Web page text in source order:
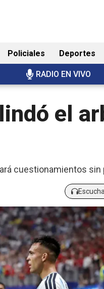
Policiales Deportes
RADIO EN VIVO
el
cuestionamientos sin